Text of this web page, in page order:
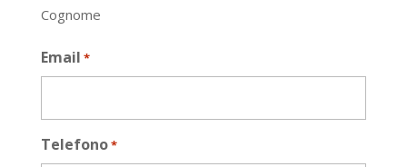
Cognome
Email *
Telefono*